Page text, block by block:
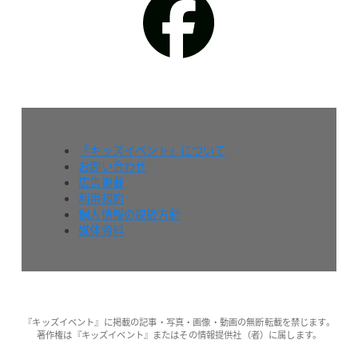
『キッズイベント』について
お問い合わせ
広告掲載
利用規約
個人情報の取扱方針
媒体資料
『キッズイベント』に掲載の記事・写真・画像・動画の無断転載を禁じます。
著作権は『キッズイベント』またはその情報提供社（者）に属します。